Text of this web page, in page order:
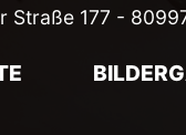
Straße 177 -